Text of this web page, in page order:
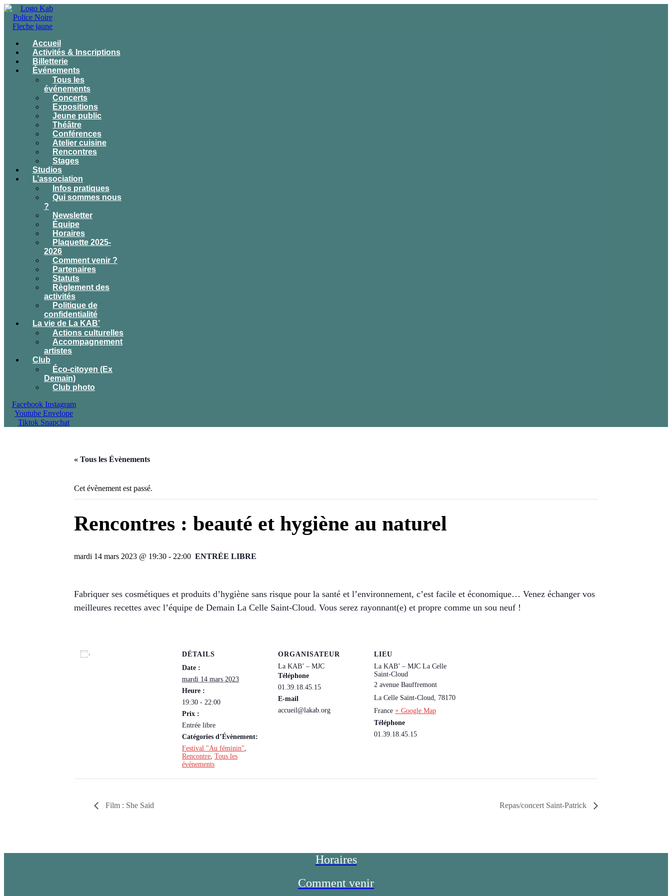
Accueil
Activités & Inscriptions
Billetterie
Événements
Tous les
événements
Concerts
Expositions
Jeune public
Théâtre
Conférences
Atelier cuisine
Rencontres
Stages
Studios
L’association
Infos pratiques
Qui sommes nous
?
Newsletter
Équipe
Horaires
Plaquette 2025-
2026
Comment venir ?
Partenaires
Statuts
Règlement des
activités
Politique de
confidentialité
La vie de La KAB’
Actions culturelles
Accompagnement
artistes
Club
Éco-citoyen (Ex
Demain)
Club photo
Facebook Instagram
Youtube Envelope
Tiktok Snapchat
« Tous les Évènements
Cet évènement est passé.
Rencontres : beauté et hygiène au naturel
mardi 14 mars 2023 @ 19:30 - 22:00 ENTRÉE LIBRE
Fabriquer ses cosmétiques et produits d’hygiène sans risque pour la santé et l’environnement, c’est facile et économique… Venez échanger vos
meilleures recettes avec l’équipe de Demain La Celle Saint-Cloud. Vous serez rayonnant(e) et propre comme un sou neuf !
DÉTAILS
Date :
mardi 14 mars 2023
Heure :
19:30 - 22:00
Prix :
Entrée libre
Catégories d’Évènement:
Festival "Au féminin"
Rencontre Tous les
événements
ORGANISATEUR
La KAB’ – MJC
Téléphone
01.39.18.45.15
E-mail
accueil@lakab.org
LIEU
La KAB’ – MJC La Celle
Saint-Cloud
2 avenue Bauffremont
La Celle Saint-Cloud
78170
France + Google Map
Téléphone
01.39.18.45.15
Film : She Said Repas/concert Saint-Patrick
Horaires
Comment venir